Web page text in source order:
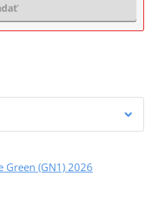
Green (GN1) 2026